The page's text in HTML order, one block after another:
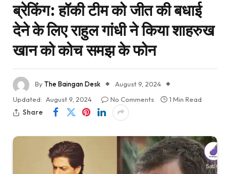
ब्रेकिंग: हॉकी टीम को जीत की बधाई
देने के लिए राहुल गांधी ने किया शाहरुख
खान को कोच समझ के फोन
ByThe Baingan Desk
August 9, 2024
Updated: August 9, 2024 No Comments
1 Min Read
Share